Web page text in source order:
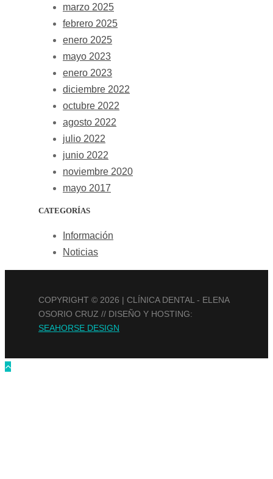
marzo 2025
febrero 2025
enero 2025
mayo 2023
enero 2023
diciembre 2022
octubre 2022
agosto 2022
julio 2022
junio 2022
noviembre 2020
mayo 2017
CATEGORÍAS
Información
Noticias
COPYRIGHT © 2026 | CLÍNICA DENTAL - ELENA
OSORIO CRUZ // DISEÑO Y HOSTING:
SEAHORSE DESIGN